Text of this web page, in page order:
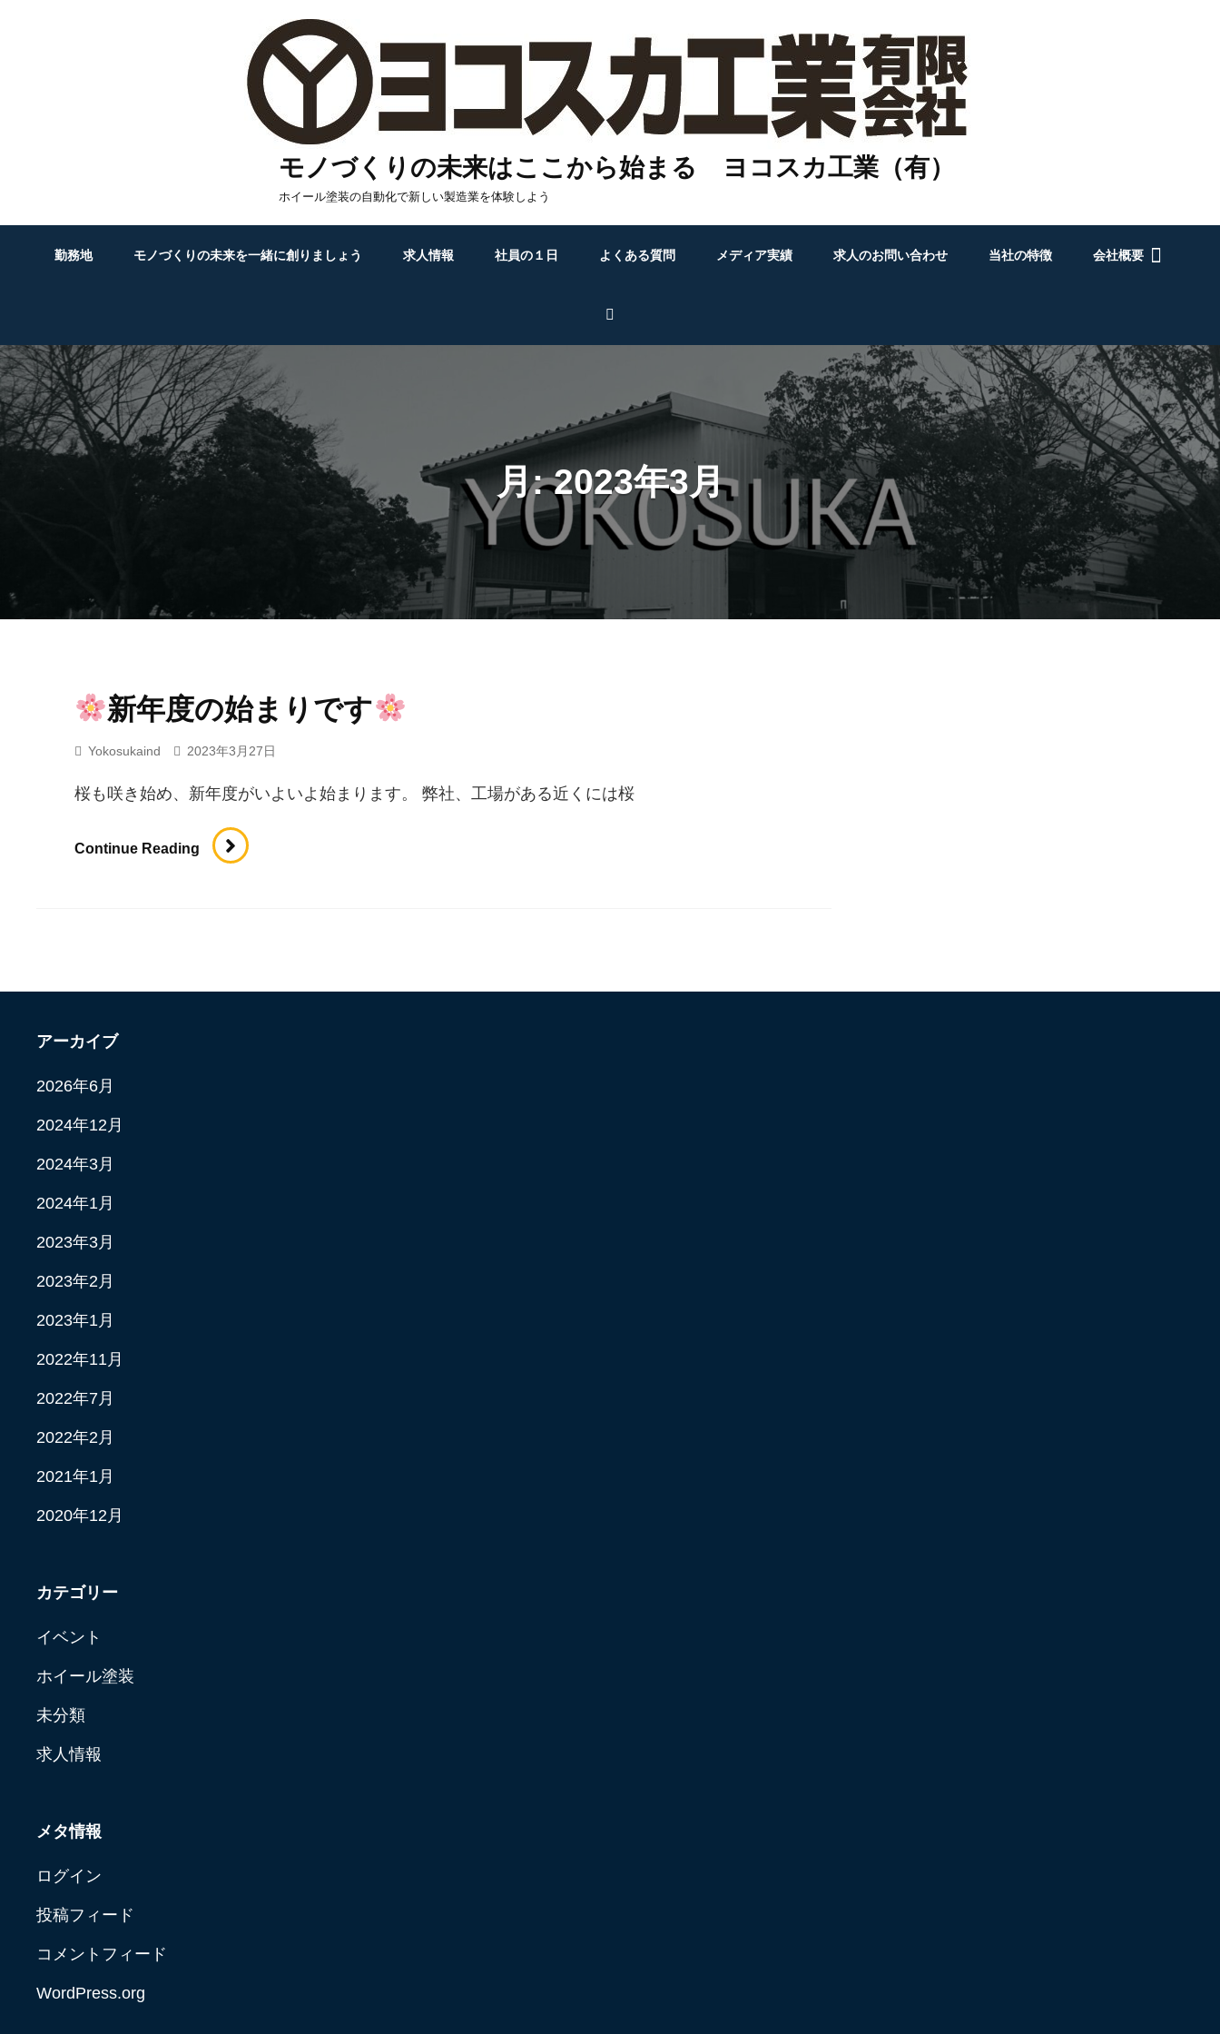
モノづくりの未来はここから始まる ヨコスカ工業（有）
ホイール塗装の自動化で新しい製造業を体験しよう
勤務地 モノづくりの未来を一緒に創りましょう 求人情報 社員の１日 よくある質問 メディア実績 求人のお問い合わせ 当社の特徴 会社概要
月:2023年3月
新年度の始まりです
Yokosukaind 2023年3月27日
桜も咲き始め、新年度がいよいよ始まります。 弊社、工場がある近くには桜
Continue Reading
ま
アーカイブ
2026年6月
2024年12月
2024年3月
2024年1月
2023年3月
2023年2月
2023年1月
2022年11月
2022年7月
2022年2月
2021年1月
2020年12月
カテゴリー
イベント
ホイール塗装
未分類
求人情報
メタ情報
ログイン
投稿フィード
コメントフィード
WordPress.org